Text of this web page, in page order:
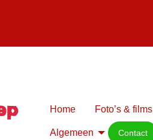
Home Foto’s & films
Algemeen Contact